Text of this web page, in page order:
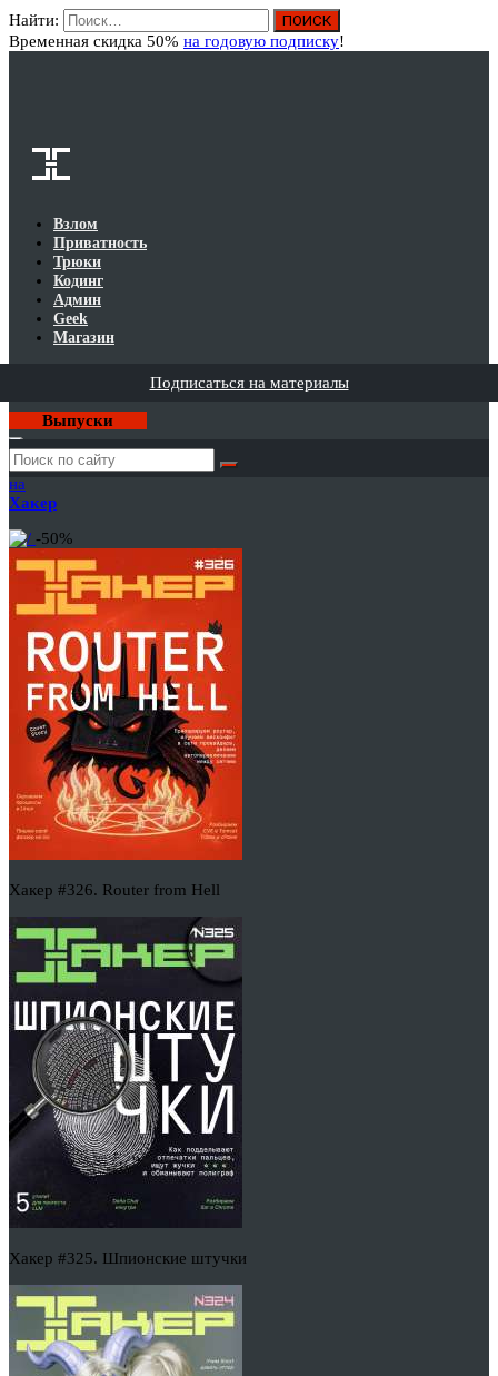
Найти:
Временная скидка 50% на годовую подписку!
Взлом
Приватность
Трюки
Кодинг
Админ
Geek
Магазин
Подписаться на материалы
Выпуски
Годовая
подписка
на
Хакер
-50%
Хакер #326. Router from Hell
Хакер #325. Шпионские штучки